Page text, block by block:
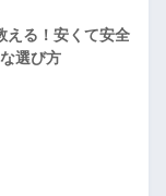
える！安くて安全
選び方